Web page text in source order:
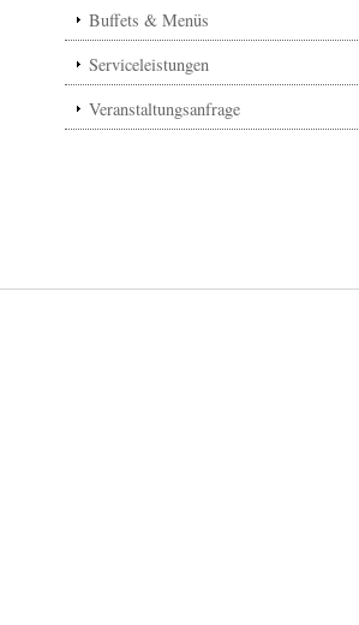
Buffets & Menüs
Serviceleistungen
Veranstaltungsanfrage